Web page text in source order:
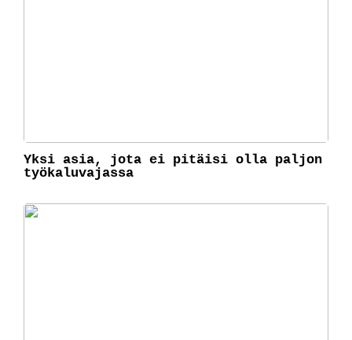
Yksi asia, jota ei pitäisi olla paljon
työkaluvajassa